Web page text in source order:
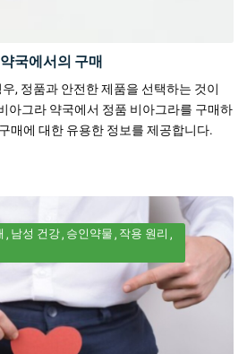
국에서의 구매
, 정품과 안전한 제품을 선택하는 것이
아그라 약국에서 정품 비아그라를 구매하
매에 대한 유용한 정보를 제공합니다.
남성 건강 승인약물 작용 원리